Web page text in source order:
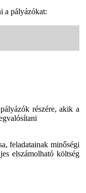
a pályázókat:
részére, akik a
feladatainak minőségi
elszámolható költség